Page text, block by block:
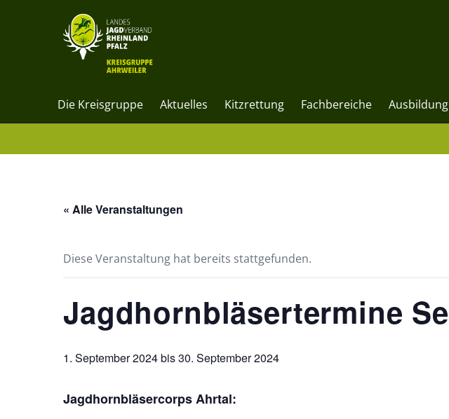
Die Kreisgruppe Aktuelles Kitzrettung Fachbereiche Ausbildung
« Alle Veranstaltungen
Diese Veranstaltung hat bereits stattgefunden.
Jagdhornbläsertermine
1. September 2024bis30. September 2024
Jagdhornbläsercorps Ahrtal: